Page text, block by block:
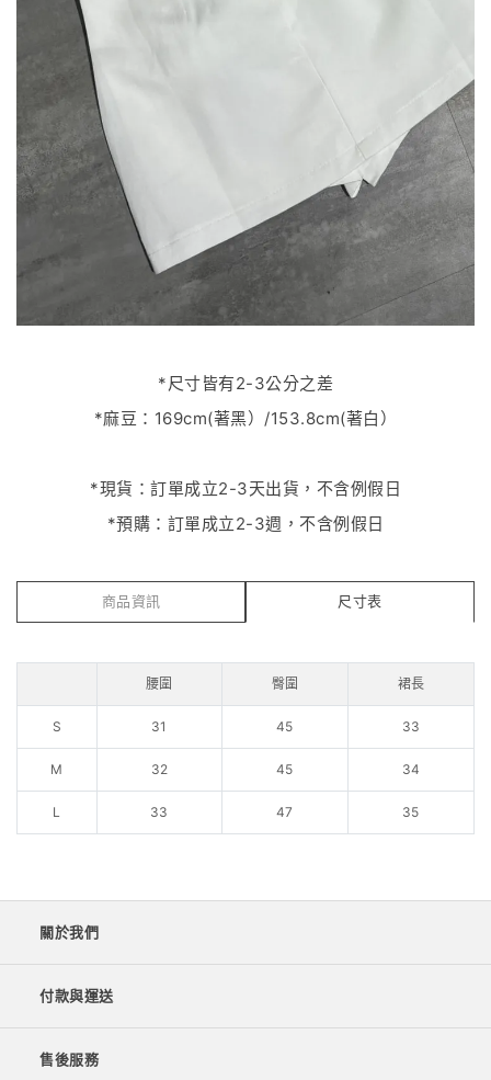
*尺寸皆有2-3公分之差
*麻豆：169cm(著黑）/153.8cm(著白）
*現貨：訂單成立2-3天出貨，不含例假日
*預購：訂單成立2-3週，不含例假日
商品資訊 尺寸表
腰圍 臀圍 裙長
S 31 45 33
M 32 45 34
L 33 47 35
關於我們
付款與運送
售後服務